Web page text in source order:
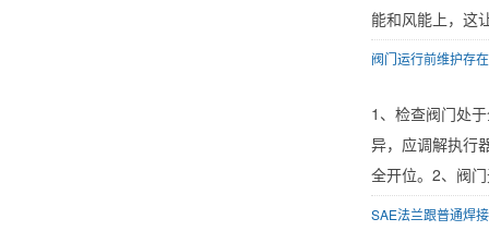
能和风能上，这
阀门运行前维护存
1、检查阀门处
异，应调解执行
全开位。2、阀
SAE法兰跟普通焊